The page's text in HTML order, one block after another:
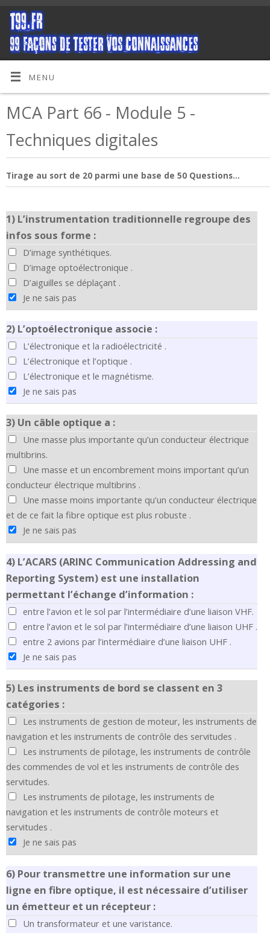
MENU
MCA Part 66 - Module 5 -
Techniques digitales
Tirage au sort de 20 parmi une base de 50 Questions...
1) L’instrumentation traditionnelle regroupe des
infos sous forme :
D’image synthétiques.
D’image optoélectronique .
D’aiguilles se déplaçant .
Je ne sais pas
2) L’optoélectronique associe :
L’électronique et la radioélectricité .
L’électronique et l’optique .
L’électronique et le magnétisme.
Je ne sais pas
3) Un câble optique a :
Une masse plus importante qu’un conducteur électrique
multibrins.
Une masse et un encombrement moins important qu’un
conducteur électrique multibrins .
Une masse moins importante qu’un conducteur électrique
et de ce fait la fibre optique est plus robuste .
Je ne sais pas
4) L’ACARS (ARINC Communication Addressing and
Reporting System) est une installation
permettant l’échange d’information :
entre l’avion et le sol par l’intermédiaire d’une liaison VHF.
entre l’avion et le sol par l’intermédiaire d’une liaison UHF .
entre 2 avions par l’intermédiaire d’une liaison UHF .
Je ne sais pas
5) Les instruments de bord se classent en 3
catégories :
Les instruments de gestion de moteur, les instruments de
navigation et les instruments de contrôle des servitudes .
Les instruments de pilotage, les instruments de contrôle
des commendes de vol et les instruments de contrôle des
servitudes.
Les instruments de pilotage, les instruments de
navigation et les instruments de contrôle moteurs et
servitudes .
Je ne sais pas
6) Pour transmettre une information sur une
ligne en fibre optique, il est nécessaire d’utiliser
un émetteur et un récepteur :
Un transformateur et une varistance.